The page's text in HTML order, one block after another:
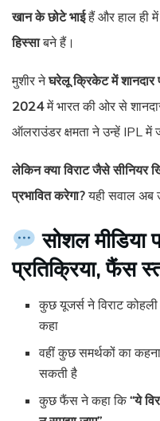
खान के छोटे भाईहैं और हाल ही
हिस्साबने हैं।
मुशीर नेघरेलू क्रिकेट में शानदार
2024में भारत की ओर से
ऑलराउंडर क्षमता ने उन्हें IPL में
लेकिन क्या विराट जैसे सीनियर
प्रभावित करेगा?यही सवाल अब
सोशल मीडिया
प्रतिक्रिया, फैंस
कुछ यूजर्स ने विराट
कहा
वहीं कुछ समर्थकों का
सकती है
कुछ फैंस ने कहा कि“ये